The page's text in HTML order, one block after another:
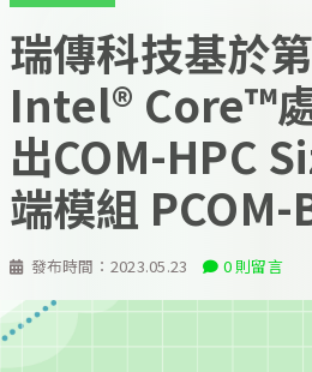
發布時間： 2023.05.23 0 則留言
瑞傳科技基於
Intel® Core™
出COM-HPC
端模組 PCOM-